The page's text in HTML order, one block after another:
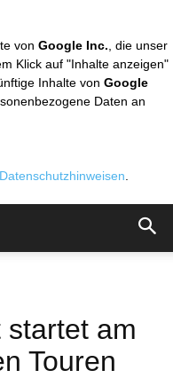
von Google Inc. , die unser
Klick auf "Inhalte anzeigen"
Inhalte von Google
Daten an
Datenschutzhinweisen
startet am
Touren